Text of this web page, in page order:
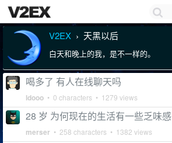
V2EX › 天黑以后
白天和晚上的我，是不一样的。
喝多了 有人在线聊天吗
ldooo • 0 characters • 1279 views
28 岁 为何现在的生活有一些乏味感
merser • 258 characters • 1382 views